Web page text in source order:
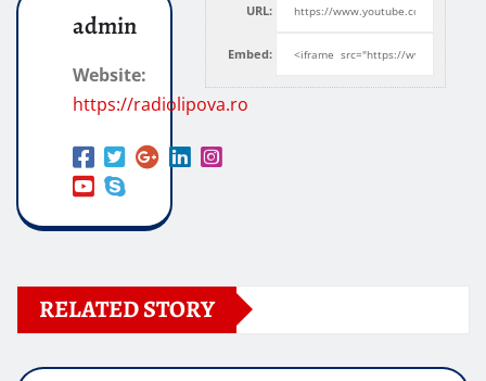
URL:
Embed:
admin
Website:
https://radiolipova.ro
RELATED STORY